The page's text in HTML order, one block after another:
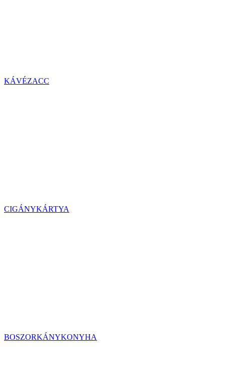
KÁVÉZACC
CIGÁNYKÁRTYA
BOSZORKÁNYKONYHA